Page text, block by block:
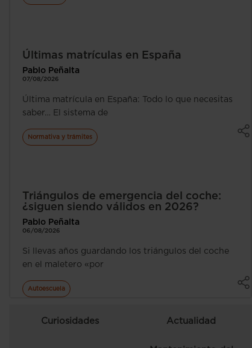
Últimas matrículas en España
Pablo Peñalta
07/08/2026
Última matrícula en España: Todo lo que necesitas
saber… El sistema de
Normativa y trámites
Triángulos de emergencia del coche:
¿siguen siendo válidos en 2026?
Pablo Peñalta
06/08/2026
Si llevas años guardando los triángulos del coche
en el maletero «por
Autoescuela
Curiosidades Actualidad